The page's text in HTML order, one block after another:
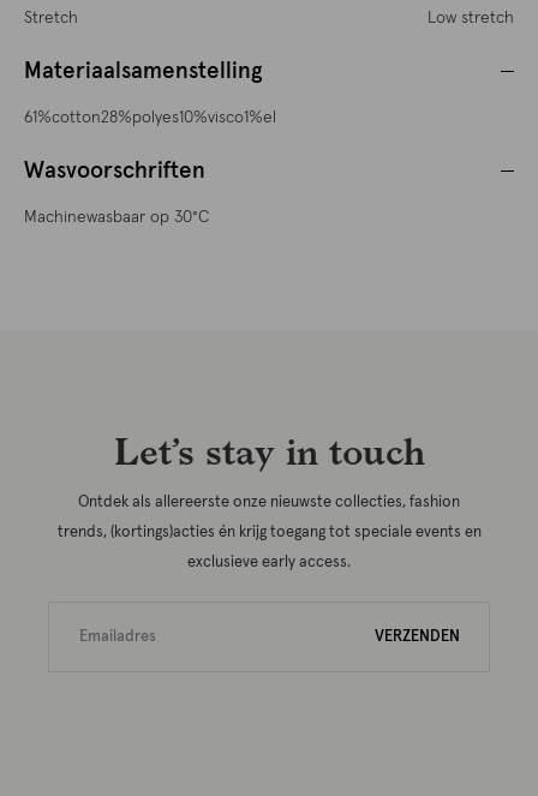
Stretch
Low stretch
Materiaalsamenstelling
61%cotton28%polyes10%visco1%el
Wasvoorschriften
Machinewasbaar op 30°C
Let’s stay in touch
Ontdek als allereerste onze nieuwste collecties, fashion
trends, (kortings)acties én krijg toegang tot speciale events en
exclusieve early access.
VERZENDEN